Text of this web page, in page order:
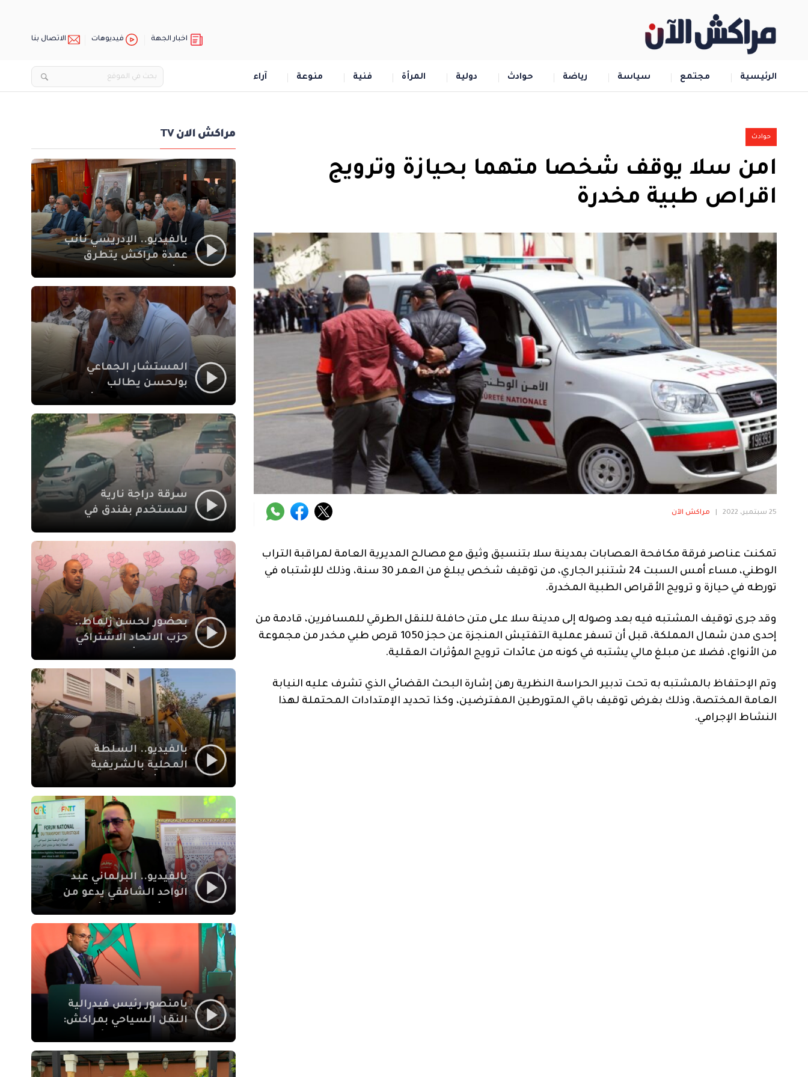
اخبار الجهة فيديوهات الاتصال بنا
الرئيسية مجتمع سياسة رياضة حوادث دولية المرأة فنية منوعة آراء
حوادث
امن سلا يوقف شخصا متهما بحيازة وترويج
اقراص طبية مخدرة
25 سبتمبر، 2022 مراكش الآن
تمكنت عناصر فرقة مكافحة العصابات بمدينة سلا بتنسيق وثيق مع مصالح المديرية العامة لمراقبة التراب
الوطني، مساء أمس السبت 24 شتنبر الجاري، من توقيف شخص يبلغ من العمر 30 سنة، وذلك للإشتباه في
تورطه في حيازة و ترويج الأقراص الطبية المخدرة.
وقد جرى توقيف المشتبه فيه بعد وصوله إلى مدينة سلا على متن حافلة للنقل الطرقي للمسافرين، قادمة من
إحدى مدن شمال المملكة، قبل أن تسفر عملية التفتيش المنجزة عن حجز 1050 قرص طبي مخدر من مجموعة
من الأنواع، فضلا عن مبلغ مالي يشتبه في كونه من عائدات ترويج المؤثرات العقلية.
وتم الإحتفاظ بالمشتبه به تحت تدبير الحراسة النظرية رهن إشارة البحث القضائي الذي تشرف عليه النيابة
العامة المختصة، وذلك بغرض توقيف باقي المتورطين المفترضين، وكذا تحديد الإمتدادات المحتملة لهذا
النشاط الإجرامي.
مراكش الان TV
بالفيديو.. الإدريسي نائب
عمدة مراكش يتطرق
الاجتماعي في نقل
المحطة الطرقية إلى
العزوزية
المستشار الجماعي
بولحسن يطالب
أشغال شارع علال
الفاسي بمراكش
سرقة دراجة نارية
لمستخدم بفندق في
بمراكش
بحضور لحسن زلماط..
حزب الاتحاد الاشتراكي
مقراً بمقاطعة سيدي
يوسف بن علي مراكش
بالفيديو.. السلطة
المحلية بالشريفية
بنايات غير قانونية بإقامة
الإيمان
بالفيديو.. البرلماني عبد
الواحد الشافقي يدعو من
النقل السياحي لمواكبة
بامنصور رئيس فيدرالية
النقل السياحي بمراكش:
والاصلاح التشريعي
ركيزتان أساسيتان لكسب